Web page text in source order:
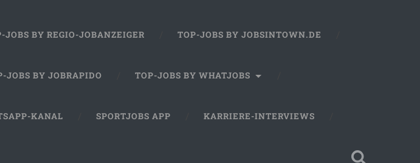
JOBS BY REGIO-JOBANZEIGER TOP-JOBS BY JOBSINTOWN.DE
JOBS BY JOBRAPIDO TOP-JOBS BY WHATJOBS
KANAL SPORTJOBS APP KARRIERE-INTERVIEWS